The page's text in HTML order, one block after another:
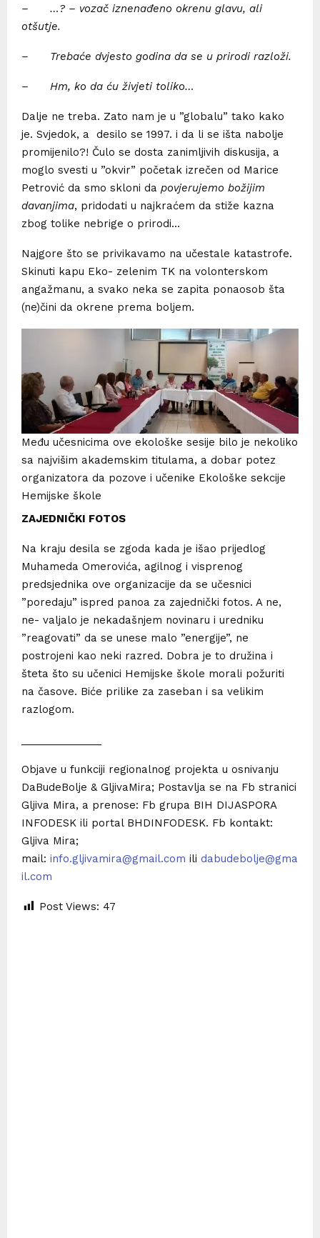
– …? – vozač iznenađeno okrenu glavu, ali
otšutje.
– Trebaće dvjesto godina da se u prirodi razloži.
– Hm, ko da ću živjeti toliko…
Dalje ne treba. Zato nam je u ”globalu” tako kako
je. Svjedok, a desilo se 1997. i da li se išta nabolje
promijenilo?! Čulo se dosta zanimljivih diskusija, a
moglo svesti u ”okvir” početak izrečen od Marice
Petrović da smo skloni da povjerujemo božijim
davanjima, pridodati u najkraćem da stiže kazna
zbog tolike nebrige o prirodi…
Najgore što se privikavamo na učestale katastrofe.
Skinuti kapu Eko- zelenim TK na volonterskom
angažmanu, a svako neka se zapita ponaosob šta
(ne)čini da okrene prema boljem.
Među učesnicima ove ekološke sesije bilo je nekoliko
sa najvišim akademskim titulama, a dobar potez
organizatora da pozove i učenike Ekološke sekcije
Hemijske škole
ZAJEDNIČKI FOTOS
Na kraju desila se zgoda kada je išao prijedlog
Muhameda Omerovića, agilnog i visprenog
predsjednika ove organizacije da se učesnici
”poredaju” ispred panoa za zajednički fotos. A ne,
ne- valjalo je nekadašnjem novinaru i uredniku
”reagovati” da se unese malo ”energije”, ne
postrojeni kao neki razred. Dobra je to družina i
šteta što su učenici Hemijske škole morali požuriti
na časove. Biće prilike za zaseban i sa velikim
razlogom.
Objave u funkciji regionalnog projekta u osnivanju
DaBudeBolje & GljivaMira; Postavlja se na Fb stranici
Gljiva Mira, a prenose: Fb grupa BIH DIJASPORA
INFODESK ili portal BHDINFODESK. Fb kontakt:
Gljiva Mira;
mail: info.gljivamira@gmail.com ili dabudebolje@gma
il.com
Post Views: 47